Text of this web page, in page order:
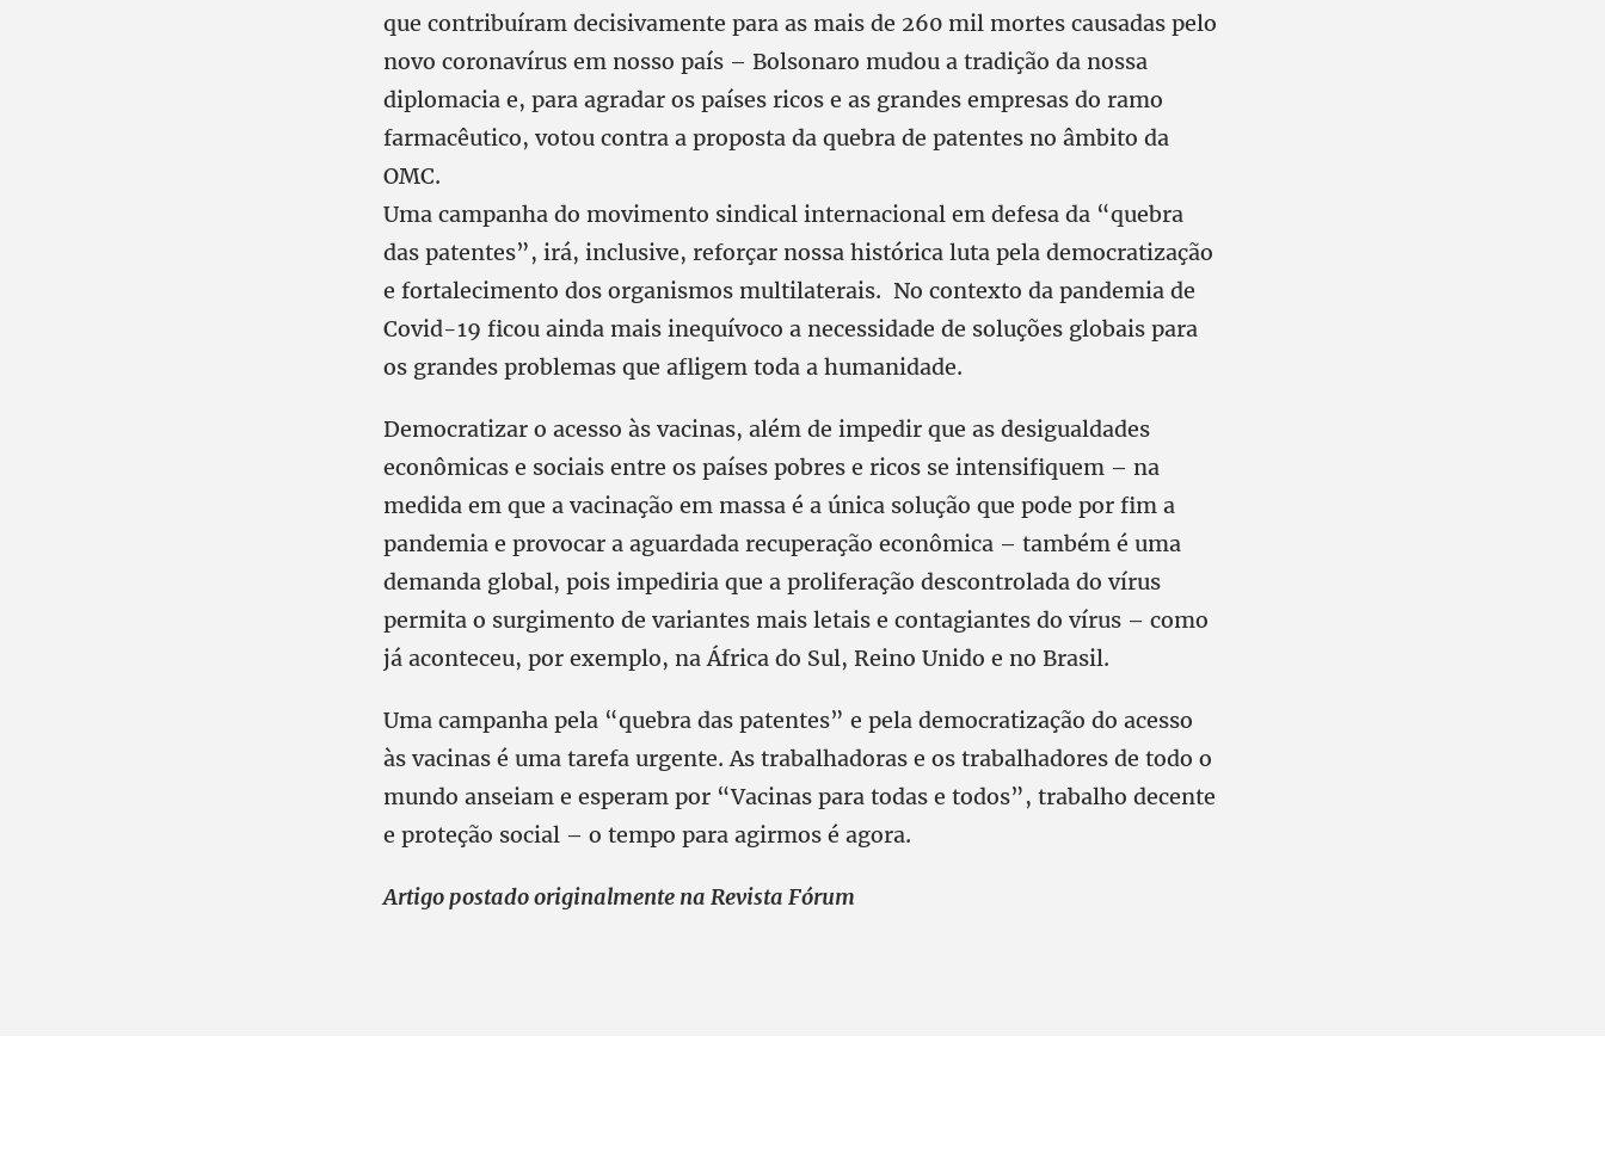
que contribuíram decisivamente para as mais de 260 mil mortes causadas pelo
novo coronavírus em nosso país – Bolsonaro mudou a tradição da nossa
diplomacia e, para agradar os países ricos e as grandes empresas do ramo
farmacêutico, votou contra a proposta da quebra de patentes no âmbito da
OMC.
Uma campanha do movimento sindical internacional em defesa da “quebra
das patentes”, irá, inclusive, reforçar nossa histórica luta pela democratização
e fortalecimento dos organismos multilaterais. No contexto da pandemia de
Covid-19 ficou ainda mais inequívoco a necessidade de soluções globais para
os grandes problemas que afligem toda a humanidade.
Democratizar o acesso às vacinas, além de impedir que as desigualdades
econômicas e sociais entre os países pobres e ricos se intensifiquem – na
medida em que a vacinação em massa é a única solução que pode por fim a
pandemia e provocar a aguardada recuperação econômica – também é uma
demanda global, pois impediria que a proliferação descontrolada do vírus
permita o surgimento de variantes mais letais e contagiantes do vírus – como
já aconteceu, por exemplo, na África do Sul, Reino Unido e no Brasil.
Uma campanha pela “quebra das patentes” e pela democratização do acesso
às vacinas é uma tarefa urgente. As trabalhadoras e os trabalhadores de todo o
mundo anseiam e esperam por “Vacinas para todas e todos”, trabalho decente
e proteção social – o tempo para agirmos é agora.
Artigo postado originalmente na Revista Fórum